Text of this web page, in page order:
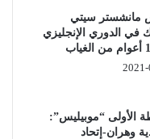
الدورة السابقة.
مانشستر سيتي
في الدوري الإنجليزي
الأولى “موبيليس”:
وهران-إتحاد